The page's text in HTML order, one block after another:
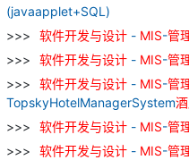
(javaapplet+SQL)
软件开发与设计 - MIS-管
软件开发与设计 - MIS-管
软件开发与设计 - MIS-管
TopskyHotelManagerSystem
软件开发与设计 - MIS-管
软件开发与设计 - MIS-管